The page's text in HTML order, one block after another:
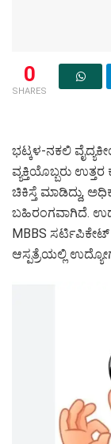
0
SHARES
ಭಟ್ಕಳ-ನಕಲಿ
ವ್ಯಕ್ತಿಯೊಬ್ಬರು
ಚಿಕಿಸ್ತೆ ಮಾಡಿದ್ದು,
ಬಹಿರಂಗವಾಗಿದೆ.
MBBS
ಆಸ್ಪತ್ರೆಯಲ್ಲಿ